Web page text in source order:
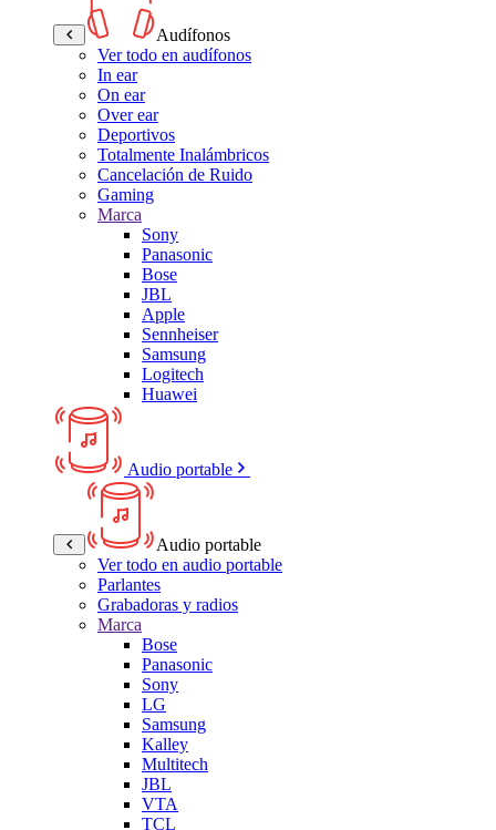
Audífonos
Ver todo en audífonos
In ear
On ear
Over ear
Deportivos
Totalmente Inalámbricos
Cancelación de Ruido
Gaming
Marca
Sony
Panasonic
Bose
JBL
Apple
Sennheiser
Samsung
Logitech
Huawei
Audio portable
Audio portable
Ver todo en audio portable
Parlantes
Grabadoras y radios
Marca
Bose
Panasonic
Sony
LG
Samsung
Kalley
Multitech
JBL
VTA
TCL